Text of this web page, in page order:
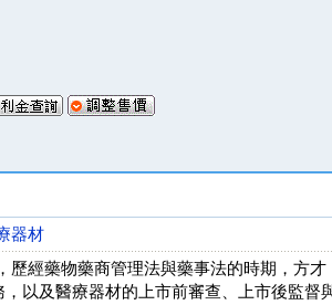
器材
歷經藥物藥商管理法與藥事法的時期，方才
以及醫療器材的上市前審查、上市後監督